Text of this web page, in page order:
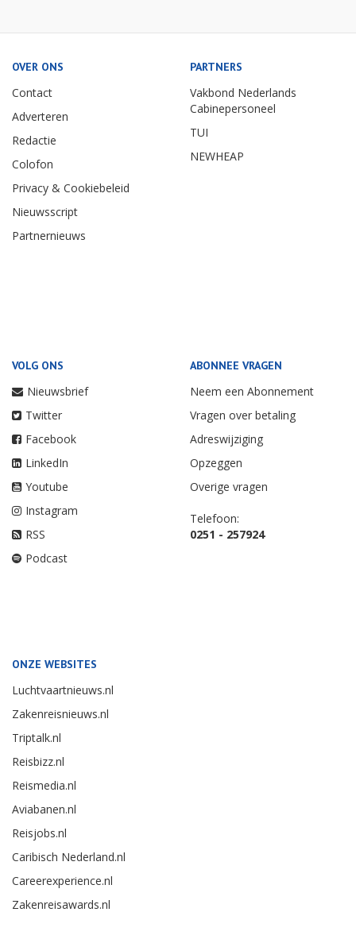
OVER ONS
Contact
Adverteren
Redactie
Colofon
Privacy & Cookiebeleid
Nieuwsscript
Partnernieuws
PARTNERS
Vakbond Nederlands
Cabinepersoneel
TUI
NEWHEAP
VOLG ONS
Nieuwsbrief
Twitter
Facebook
LinkedIn
Youtube
Instagram
RSS
Podcast
ABONNEE VRAGEN
Neem een Abonnement
Vragen over betaling
Adreswijziging
Opzeggen
Overige vragen
Telefoon:
0251 - 257924
ONZE WEBSITES
Luchtvaartnieuws.nl
Zakenreisnieuws.nl
Triptalk.nl
Reisbizz.nl
Reismedia.nl
Aviabanen.nl
Reisjobs.nl
Caribisch Nederland.nl
Careerexperience.nl
Zakenreisawards.nl